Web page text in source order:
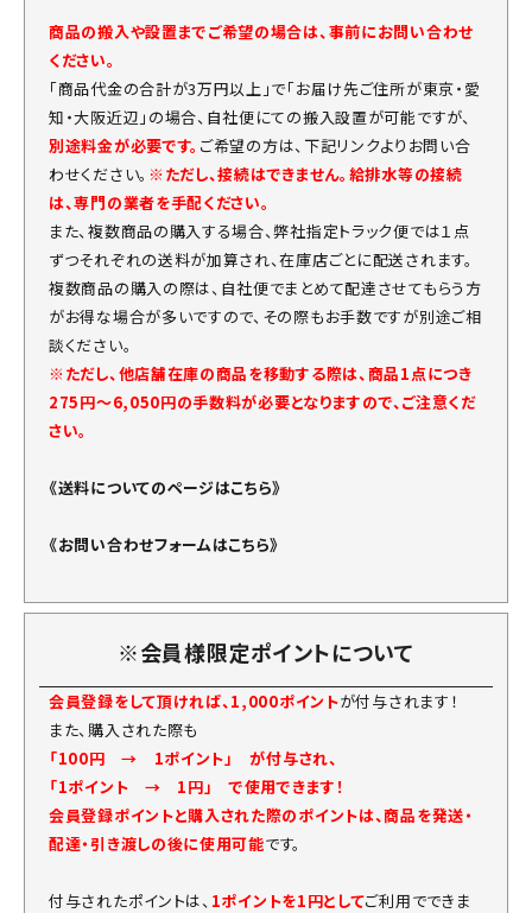
商品の搬入や設置までご希望の場合は、事前にお問い合わせ
ください。
「商品代金の合計が3万円以上」で「お届け先ご住所が東京・愛
知・大阪近辺」の場合、自社便にての搬入設置が可能ですが、
別途料金が必要です。 ご希望の方は、下記リンクよりお問い合
わせください。 ※ただし、接続はできません。給排水等の接続
は、専門の業者を手配ください。
また、複数商品の購入する場合、弊社指定トラック便では１点
ずつそれぞれの送料が加算され、在庫店ごとに配送されます。
複数商品の購入の際は、自社便でまとめて配達させてもらう方
がお得な場合が多いですので、その際もお手数ですが別途ご相
談ください。
※ただし、他店舗在庫の商品を移動する際は、商品1点につき
275円～6,050円の手数料が必要となりますので、ご注意くだ
さい。
《送料についてのページはこちら》
《お問い合わせフォームはこちら》
※会員様限定ポイントについて
会員登録をして頂ければ、1,000ポイントが付与されます！
また、購入された際も
「100円 → 1ポイント」 が付与され、
「1ポイント → 1円」 で使用できます！
会員登録ポイントと購入された際のポイントは、商品を発送・
配達・引き渡しの後に使用可能です。
付与されたポイントは、 1ポイントを1円としてご利用でできま